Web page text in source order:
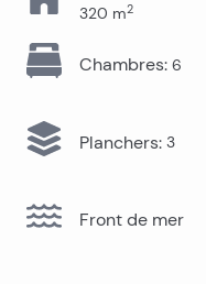
320 m2
Chambres: 6
Planchers: 3
Front de mer